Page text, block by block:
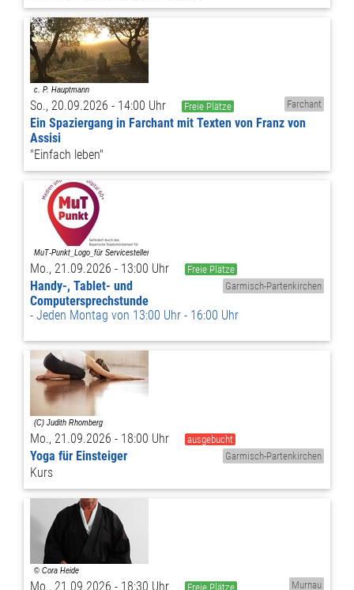
So., 20.09.2026 - 14:00 Uhr Freie Plätze Farchant
Ein Spaziergang in Farchant mit Texten von Franz von
Assisi
"Einfach leben"
Mo., 21.09.2026 - 13:00 Uhr
Freie Plätze
Garmisch-Partenkirchen
Handy-, Tablet- und
Computersprechstunde
Jeden Montag von 13:00 Uhr - 16:00 Uhr
Mo., 21.09.2026 - 18:00 Uhr
ausgebucht
Garmisch-Partenkirchen
Yoga für Einsteiger
Kurs
Mo., 21.09.2026 - 18:30 Uhr Freie Plätze Murnau